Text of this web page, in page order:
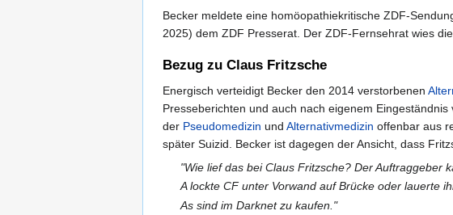
Becker meldete eine homöopathiekritische ZDF-
2025) dem ZDF Presserat. Der ZDF-Fernsehrat wies
Bezug zu Claus Fritzsche
Energisch verteidigt Becker den 2014 verstorbenen
Presseberichten und auch nach eigenem
der Pseudomedizin und Alternativmedizin offenbar aus
später Suizid. Becker ist dagegen der Ansicht, dass
"Wie lief das bei Claus Fritzsche? Der Auftraggeber
A lockte CF unter Vorwand auf Brücke oder lauerte
As sind im Darknet zu kaufen."